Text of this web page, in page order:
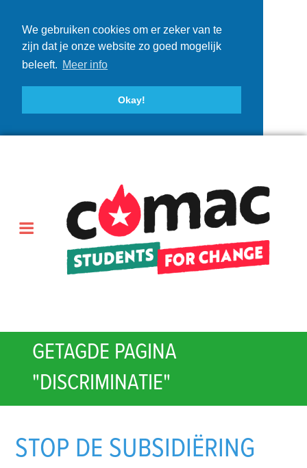
We gebruiken cookies om er zeker van te
zijn dat je onze website zo goed mogelijk
beleeft. Meer info
Okay!
GETAGDE PAGINA
"DISCRIMINATIE"
STOP DE SUBSIDIËRING